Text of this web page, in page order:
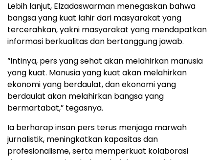
Lebih lanjut, Elzadaswarman menegaskan bahwa
bangsa yang kuat lahir dari masyarakat yang
tercerahkan, yakni masyarakat yang mendapatkan
informasi berkualitas dan bertanggung jawab.
“Intinya, pers yang sehat akan melahirkan manusia
yang kuat. Manusia yang kuat akan melahirkan
ekonomi yang berdaulat, dan ekonomi yang
berdaulat akan melahirkan bangsa yang
bermartabat,” tegasnya.
Ia berharap insan pers terus menjaga marwah
jurnalistik, meningkatkan kapasitas dan
profesionalisme, serta memperkuat kolaborasi